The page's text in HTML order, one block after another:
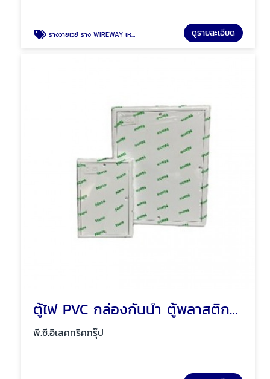
รางวายเวย์ ราง WIREWAY เหล็ก รางเหล็ก พัทยา ชลบุรี ดูรายละเอียด
ตู้ไฟ PVC กล่องกันน้ำ ตู้พลาสติก Mos พัทยา ชลบุรี
พี.ซี.อิเลคทริคกรุ๊ป